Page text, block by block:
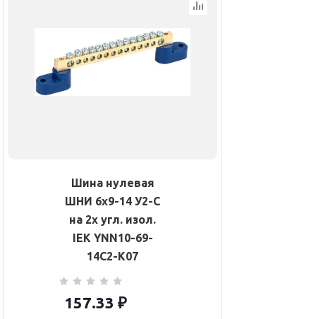
Шина нулевая
ШНИ 6х9-14 У2-С
на 2х угл. изол.
IEK YNN10-69-
14C2-K07
157.33 ₽